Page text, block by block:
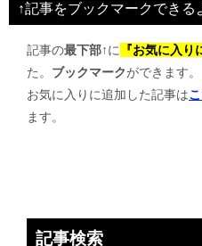
↑記事をブックマークできる
記事の最下部↑に 『お気に入
た。 ブックマークができます。
お気に入りに追加した記事は
ます。
記事検索